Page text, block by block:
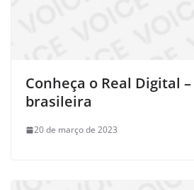
Conheça o Real Digital
brasileira
20 de março de 2023